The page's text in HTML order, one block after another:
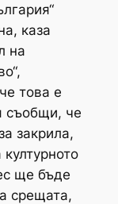
каза
на
това е
съобщи, че
закрила,
ще бъде
срещата,